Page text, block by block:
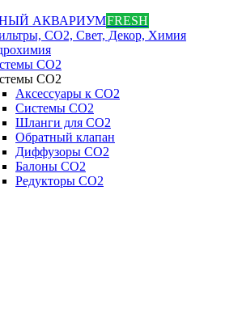
АКВАРИУМFRESH
СО2, Свет, Декор, Химия
СО2
СО2
Аксессуары к СО2
Системы СО2
Шланги для CO2
Обратный клапан
Диффузоры СO2
Балоны CO2
Редукторы CO2